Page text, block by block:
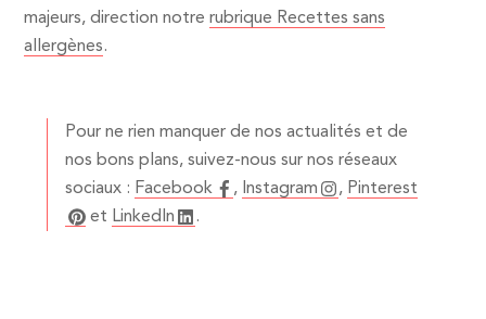
majeurs, direction notrerubrique Recettes sans
allergènes.
Pour ne rien manquer de nos actualités et de
nos bons plans, suivez-nous sur nos réseaux
sociaux : Facebook , Instagram , Pinterest
et LinkedIn .